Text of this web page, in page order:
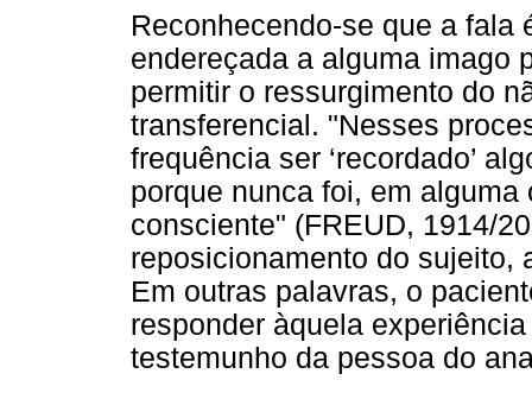
Reconhecendo-se que a fala
endereçada a alguma imago
permitir o ressurgimento do
transferencial. "Nesses
frequência ser ‘recordado’
porque nunca foi, em
consciente" (FREUD, 1914/
reposicionamento do sujeito,
Em outras palavras, o
responder àquela
testemunho da pessoa do